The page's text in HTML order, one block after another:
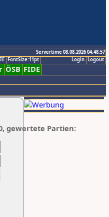
Servertime 08.08.2026 04:48:57
Logout
Login
FontSize:11pt
ÖSB FIDE
gewertete Partien: